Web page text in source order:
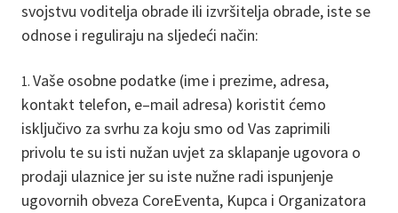
svojstvu voditelja obrade ili izvršitelja obrade, iste se
odnose i reguliraju na sljedeći način:
Vaše osobne podatke (ime i prezime, adresa,
kontakt telefon, e–mail adresa) koristit ćemo
isključivo za svrhu za koju smo od Vas zaprimili
privolu te su isti nužan uvjet za sklapanje ugovora o
prodaji ulaznice jer su iste nužne radi ispunjenje
ugovornih obveza CoreEventa, Kupca i Organizatora